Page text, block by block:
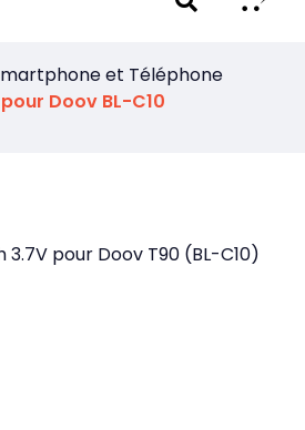
et Téléphone
Doov BL-C10